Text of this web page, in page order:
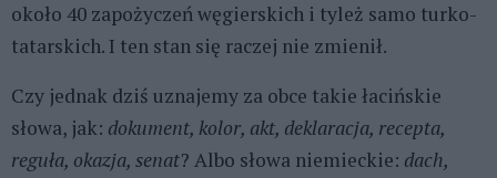
około 40 zapożyczeń węgierskich i tyleż samo turko-
tatarskich. I ten stan się raczej nie zmienił.
Czy jednak dziś uznajemy za obce takie łacińskie
słowa, jak: dokument, kolor, akt, deklaracja, recepta,
reguła, okazja, senat? Albo słowa niemieckie: dach,